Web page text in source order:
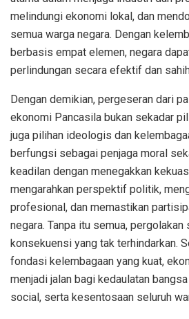
melindungi ekonomi lokal, dan
semua warga negara. Dengan
berbasis empat elemen, negara
perlindungan secara efektif dan
Dengan demikian, pergeseran dari
ekonomi Pancasila bukan sekadar
juga pilihan ideologis dan
berfungsi sebagai penjaga moral
keadilan dengan menegakkan
mengarahkan perspektif politik,
profesional, dan memastikan
negara. Tanpa itu semua,
konsekuensi yang tak terhindarkan.
fondasi kelembagaan yang kuat,
menjadi jalan bagi kedaulatan
social, serta kesentosaan seluruh